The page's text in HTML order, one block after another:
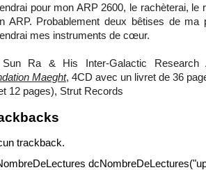
pour mon ARP 2600, le rachèterai, le
ARP. Probablement deux bêtises de
mes instruments de cœur.
Ra & His Inter-Galactic Research
Maeght, 4CD avec un livret de 36
12 pages), Strut Records
trackback.